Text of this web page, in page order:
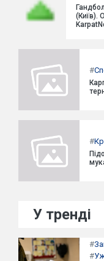
(Київ).
#
#
У тренді
#
#